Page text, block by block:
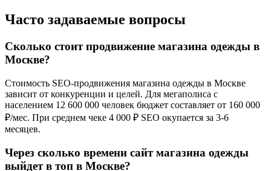
Часто задаваемые вопросы
Сколько стоит продвижение магазина одежды в
Москве?
Стоимость SEO-продвижения магазина одежды в Москве
зависит от конкуренции и целей. Для мегаполиса с
населением 12 600 000 человек бюджет составляет от 160 000
₽/мес. При среднем чеке 4 000 ₽ SEO окупается за 3-6
месяцев.
Через сколько времени сайт магазина одежды
выйдет в топ в Москве?